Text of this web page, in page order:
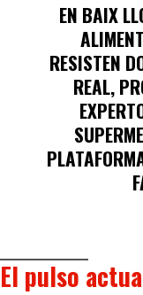
EN BAIX
RESISTEN
REAL,
El pulso